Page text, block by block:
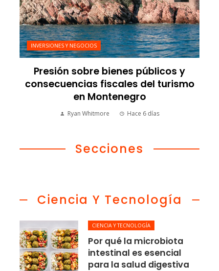
INVERSIONES Y NEGOCIOS
Presión sobre bienes públicos y
consecuencias fiscales del turismo
en Montenegro
Ryan Whitmore Hace 6 días
Secciones
Ciencia Y Tecnología
CIENCIA Y TECNOLOGÍA
Por qué la microbiota
intestinal es esencial
para la salud digestiva